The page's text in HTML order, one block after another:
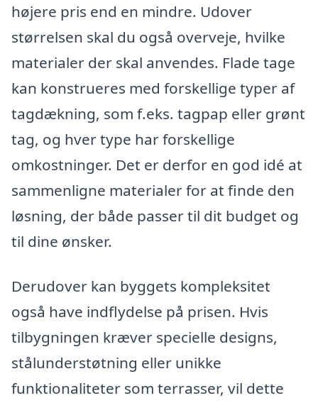
højere pris end en mindre. Udover
størrelsen skal du også overveje, hvilke
materialer der skal anvendes. Flade tage
kan konstrueres med forskellige typer af
tagdækning, som f.eks. tagpap eller grønt
tag, og hver type har forskellige
omkostninger. Det er derfor en god idé at
sammenligne materialer for at finde den
løsning, der både passer til dit budget og
til dine ønsker.
Derudover kan byggets kompleksitet
også have indflydelse på prisen. Hvis
tilbygningen kræver specielle designs,
stålunderstøtning eller unikke
funktionaliteter som terrasser, vil dette